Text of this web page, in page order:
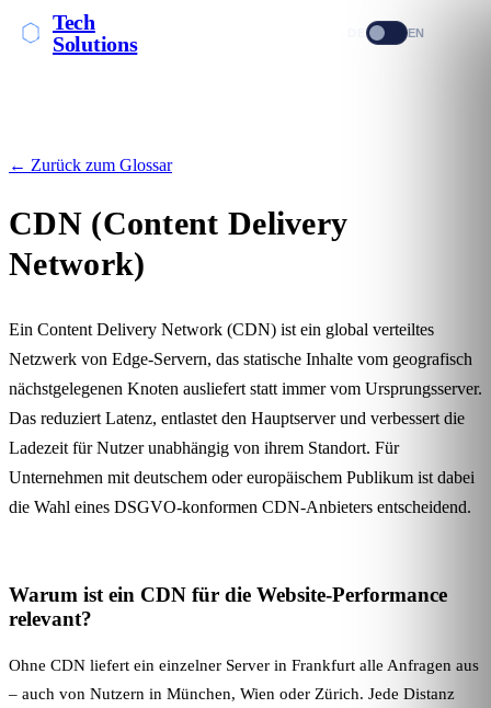
Tech
Solutions
EN
← Zurück zum Glossar
CDN (Content Delivery
Network)
Ein Content Delivery Network (CDN) ist ein global verteiltes
Netzwerk von Edge-Servern, das statische Inhalte vom geografisch
nächstgelegenen Knoten ausliefert statt immer vom Ursprungsserver.
Das reduziert Latenz, entlastet den Hauptserver und verbessert die
Ladezeit für Nutzer unabhängig von ihrem Standort. Für
Unternehmen mit deutschem oder europäischem Publikum ist dabei
die Wahl eines DSGVO-konformen CDN-Anbieters entscheidend.
Warum ist ein CDN für die Website-Performance
relevant?
Ohne CDN liefert ein einzelner Server in Frankfurt alle Anfragen aus
– auch von Nutzern in München, Wien oder Zürich. Jede Distanz